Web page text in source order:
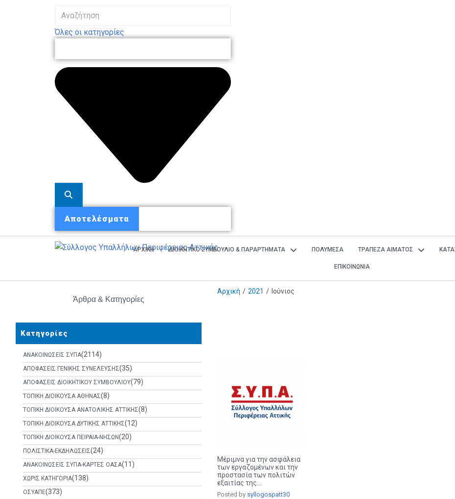
Όλες οι κατηγορίες
Αποτελέσματα
ΑΡΧΙΚΗ ΔΙΟΙΚΗΤΙΚΟ ΣΥΜΒΟΥΛΙΟ & ΠΑΡΑΡΤΗΜΑΤΑ ΠΟΛΥΜΕΣΑ ΤΡΑΠΕΖΑ ΑΙΜΑΤΟΣ
ΕΠΙΚΟΙΝΩΝΙΑ
Άρθρα & Κατηγορίες
Κατηγορίες
ΑΝΑΚΟΙΝΩΣΕΙΣ ΣΥΠΑ(2114)
ΑΠΟΦΑΣΕΙΣ ΓΕΝΙΚΗΣ ΣΥΝΕΛΕΥΣΗΣ(35)
ΑΠΟΦΑΣΕΙΣ ΔΙΟΙΚΗΤΙΚΟΥ ΣΥΜΒΟΥΛΙΟΥ(79)
ΤΟΠΙΚΗ ΔΙΟΙΚΟΥΣΑ ΑΘΗΝΑΣ(8)
ΤΟΠΙΚΗ ΔΙΟΙΚΟΥΣΑ ΑΝΑΤΟΛΙΚΗΣ ΑΤΤΙΚΗΣ(8)
ΤΟΠΙΚΗ ΔΙΟΙΚΟΥΣΑ ΔΥΤΙΚΗΣ ΑΤΤΙΚΗΣ(12)
ΤΟΠΙΚΗ ΔΙΟΙΚΟΥΣΑ ΠΕΙΡΑΙΑ-ΝΗΣΩΝ(20)
ΠΟΛΙΣΤΙΚΑ-ΕΚΔΗΛΩΣΕΙΣ(24)
ΑΝΑΚΟΙΝΩΣΕΙΣ ΣΥΠΑ-ΚΑΡΤΕΣ ΟΑΣΑ(11)
ΧΩΡΙΣ ΚΑΤΗΓΟΡΙΑ(138)
ΟΣΥΑΠΕ(373)
Αρχική / 2021 / Ιούνιος
Μέριμνα για την ασφάλεια
των εργαζομένων και την
προστασία των πολιτών
εξαιτίας της...
Posted by syllogospatt30